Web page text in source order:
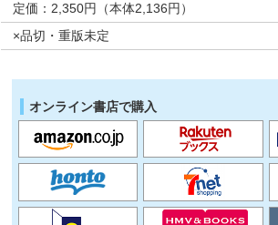
定価：2,350円（本体2,136円）
×品切・重版未定
オンライン書店で購入